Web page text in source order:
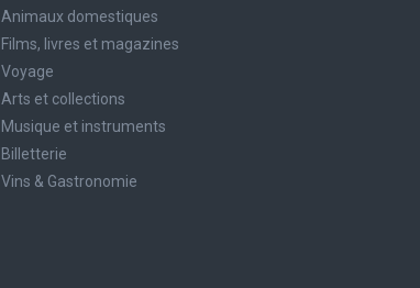
Animaux domestiques
Films, livres et magazines
Voyage
Arts et collections
Musique et instruments
Billetterie
Vins & Gastronomie